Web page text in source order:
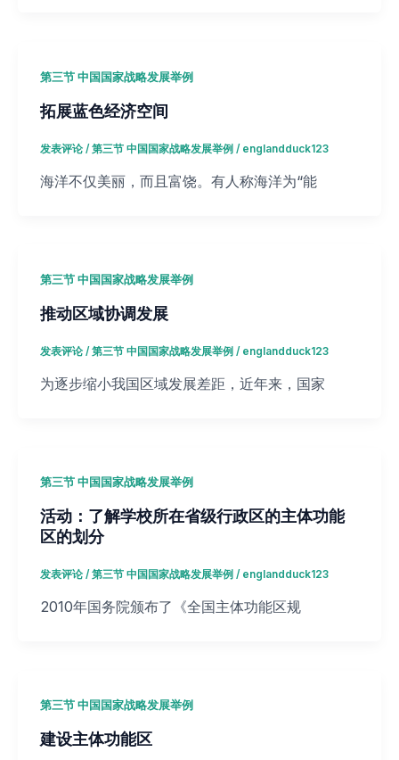
第三节 中国国家战略发展举例
拓展蓝色经济空间
发表评论 /第三节 中国国家战略发展举例 / englandduck123
海洋不仅美丽，而且富饶。有人称海洋为“能
第三节 中国国家战略发展举例
推动区域协调发展
发表评论 /第三节 中国国家战略发展举例 / englandduck123
为逐步缩小我国区域发展差距，近年来，国家
第三节 中国国家战略发展举例
活动：了解学校所在省级行政区的主体功能
区的划分
发表评论 / 第三节 中国国家战略发展举例 / englandduck123
2010年国务院颁布了《全国主体功能区规
第三节 中国国家战略发展举例
建设主体功能区